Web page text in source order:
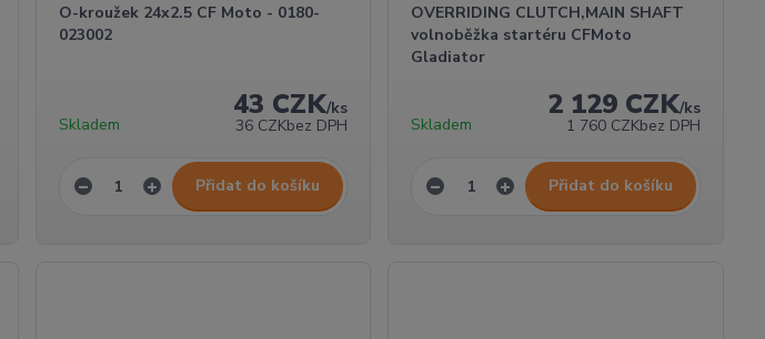
O-kroužek 24x2.5 CF Moto - 0180-
023002
43 CZK/ks
36 CZKbez DPH
Skladem
Přidat do košíku
OVERRIDING CLUTCH,MAIN SHAFT
volnoběžka startéru CFMoto
Gladiator
2 129 CZK/ks
1 760 CZKbez DPH
Skladem
Přidat do košíku